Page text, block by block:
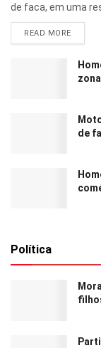
de faca, em uma
READ MORE
de
Política